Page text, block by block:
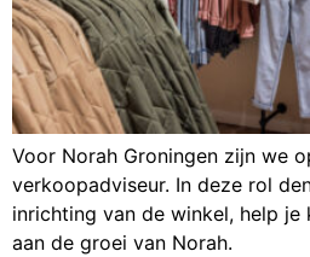
Voor Norah Groningen zijn we
verkoopadviseur. In deze rol
inrichting van de winkel, help je
aan de groei van Norah.